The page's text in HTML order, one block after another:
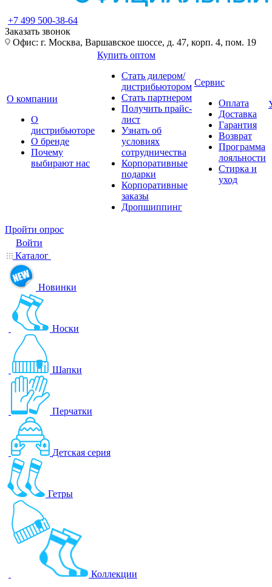
+7 499 500-38-64
Заказать звонок
Офис: г. Москва, Варшавское шоссе, д. 47, корп. 4, пом. 19
О компании
О
дистрибьюторе
О бренде
Почему
выбирают нас
Купить оптом
Стать дилером/
дистрибьютором
Стать партнером
Получить прайс-
лист
Узнать об
условиях
сотрудничества
Корпоративные
подарки
Корпоративные
заказы
Дропшиппинг
Сервис
Оплата
Доставка
Гарантия
Возврат
Программа
лояльности
Стирка и
уход
Пройти опрос
Войти
Каталог
Новинки
Носки
Шапки
Перчатки
Детская серия
Гетры
Коллекции